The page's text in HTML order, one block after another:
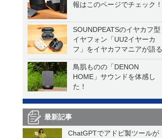
報はこのページでチェック！
SOUNDPEATSのイヤカフ型
イヤフォン「UU2イヤーカ
フ」をイヤカフマニアが語る
鳥肌ものの「DENON
HOME」サウンドを体感し
た！
最新記事
ChatGPTでアドビ製ツールが